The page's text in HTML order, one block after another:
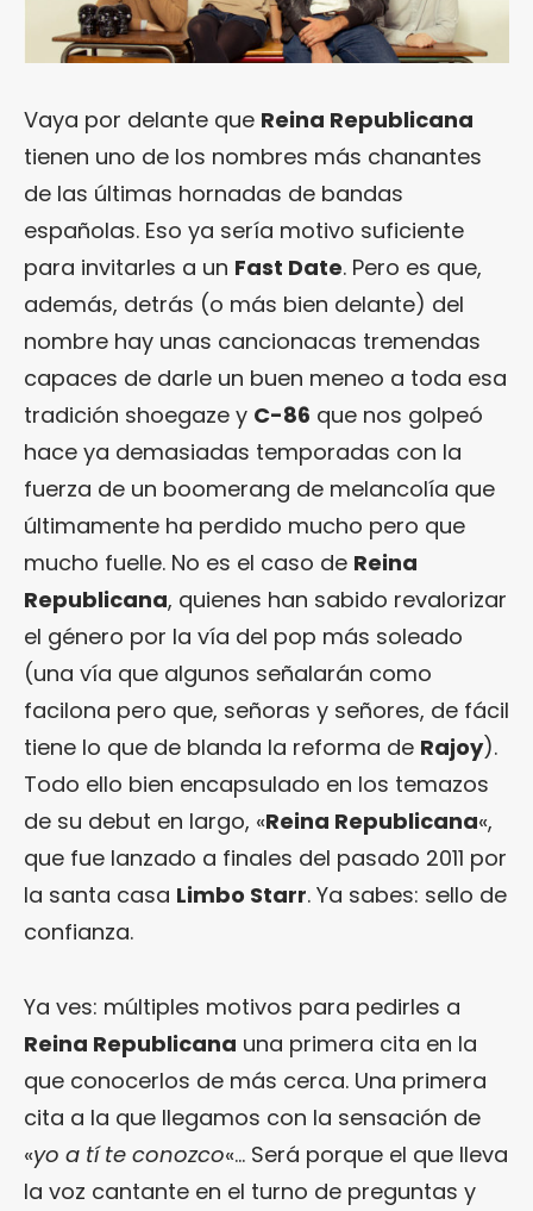
Vaya por delante que Reina Republicana
tienen uno de los nombres más chanantes
de las últimas hornadas de bandas
españolas. Eso ya sería motivo suficiente
para invitarles a un Fast Date. Pero es que,
además, detrás (o más bien delante) del
nombre hay unas cancionacas tremendas
capaces de darle un buen meneo a toda esa
tradición shoegaze y C-86 que nos golpeó
hace ya demasiadas temporadas con la
fuerza de un boomerang de melancolía que
últimamente ha perdido mucho pero que
mucho fuelle. No es el caso de Reina
Republicana, quienes han sabido revalorizar
el género por la vía del pop más soleado
(una vía que algunos señalarán como
facilona pero que, señoras y señores, de fácil
tiene lo que de blanda la reforma de Rajoy).
Todo ello bien encapsulado en los temazos
de su debut en largo, «Reina Republicana«,
que fue lanzado a finales del pasado 2011 por
la santa casa Limbo Starr. Ya sabes: sello de
confianza.
Ya ves: múltiples motivos para pedirles a
Reina Republicana una primera cita en la
que conocerlos de más cerca. Una primera
cita a la que llegamos con la sensación de
«yo a tí te conozco«… Será porque el que lleva
la voz cantante en el turno de preguntas y